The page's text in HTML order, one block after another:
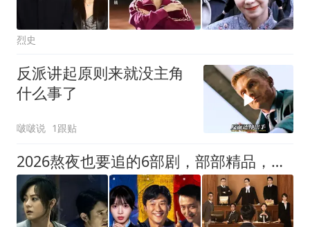
烈史
反派讲起原则来就没主角
什么事了
啵啵说 1跟贴
2026熬夜也要追的6部剧，部部精品，哪一部有望成为年度剧王？